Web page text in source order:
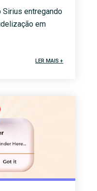
Sirius entregando
em
LER MAIS +